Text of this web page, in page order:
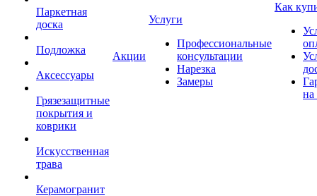
Паркетная
доска
Подложка
Аксессуары
Грязезащитные
покрытия и
коврики
Искусственная
трава
Керамогранит
Акции
Услуги
Профессиональные
консультации
Нарезка
Замеры
Как
на